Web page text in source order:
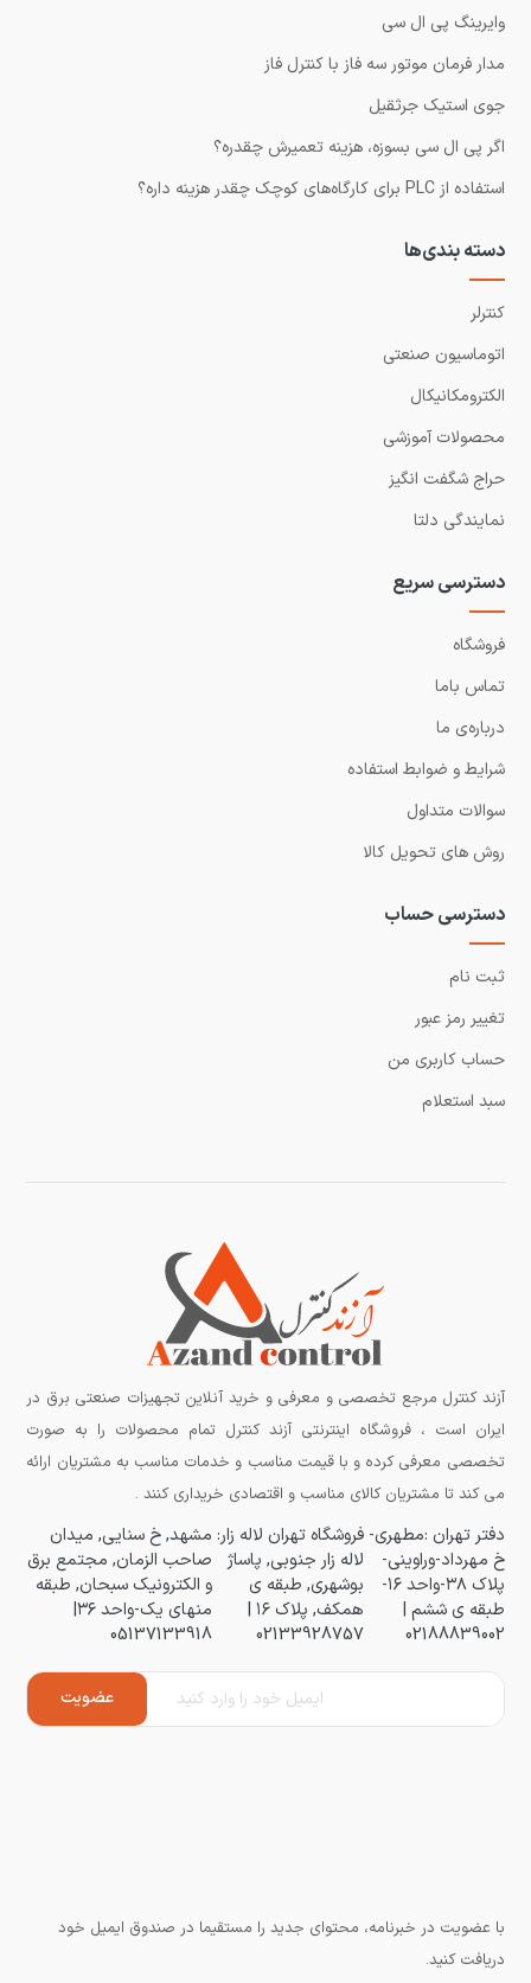
وایرینگ پی ال سی
مدار فرمان موتور سه فاز با کنترل فاز
جوی استیک جرثقیل
اگر پی ال سی بسوزه، هزینه تعمیرش چقدره؟
استفاده از PLC برای کارگاه‌های کوچک چقدر هزینه داره؟
دسته بندی‌ها
کنترلر
اتوماسیون صنعتی
الکترومکانیکال
محصولات آموزشی
حراج شگفت انگیز
نمایندگی دلتا
دسترسی سریع
فروشگاه
تماس باما
درباره‌ی ما
شرایط و ضوابط استفاده
سوالات متداول
روش های تحویل کالا
دسترسی حساب
ثبت نام
تغییر رمز عبور
حساب کاربری من
سبد استعلام
آزند کنترل مرجع تخصصی و معرفی و خرید آنلاین تجهیزات صنعتی برق در
ایران است ، فروشگاه اینترنتی آزند کنترل تمام محصولات را به صورت
تخصصی معرفی کرده و با قیمت مناسب و خدمات مناسب به مشتریان ارائه
می کند تا مشتریان کالای مناسب و اقتصادی خریداری کنند .
دفتر تهران :مطهری-
خ مهرداد-وراوینی-
پلاک ۳۸-واحد ۱۶-
طبقه ی ششم |
02188839002
فروشگاه تهران لاله زار:
لاله زار جنوبی, پاساژ
بوشهری, طبقه ی
همکف, پلاک ۱۶ |
02133928757
مشهد, خ سنایی, میدان
صاحب الزمان, مجتمع برق
و الکترونیک سبحان, طبقه
منهای یک-واحد ۳۶|
05137133918
با عضویت در خبرنامه، محتوای جدید را مستقیما در صندوق ایمیل خود
دریافت کنید.